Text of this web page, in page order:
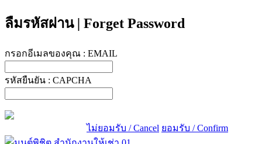
ลืมรหัสผ่าน | Forget Password
กรอกอีเมลของคุณ : EMAIL
รหัสยืนยัน : CAPCHA
ไม่ยอมรับ / Cancel ยอมรับ / Confirm